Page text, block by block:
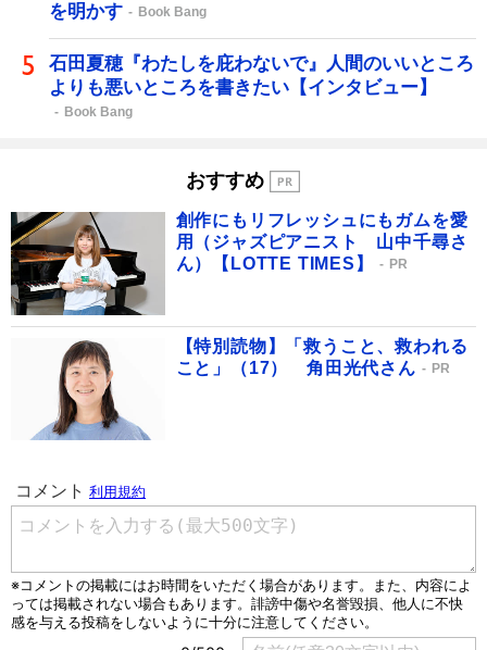
を明かす
Book Bang
石田夏穂『わたしを庇わないで』人間のいいところ
よりも悪いところを書きたい【インタビュー】
Book Bang
おすすめ
創作にもリフレッシュにもガムを愛
用（ジャズピアニスト 山中千尋さ
ん）【LOTTE TIMES】
PR
【特別読物】「救うこと、救われる
こと」（17） 角田光代さん
PR